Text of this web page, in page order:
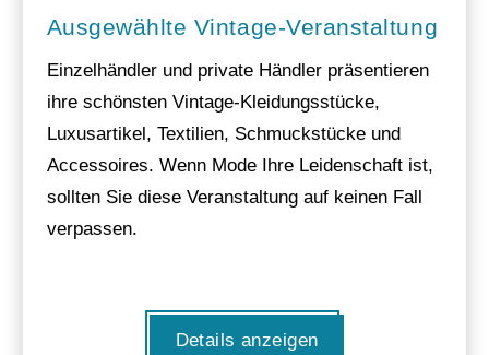
Ausgewählte Vintage-Veranstaltung
Einzelhändler und private Händler präsentieren
ihre schönsten Vintage-Kleidungsstücke,
Luxusartikel, Textilien, Schmuckstücke und
Accessoires. Wenn Mode Ihre Leidenschaft ist,
sollten Sie diese Veranstaltung auf keinen Fall
verpassen.
Details anzeigen